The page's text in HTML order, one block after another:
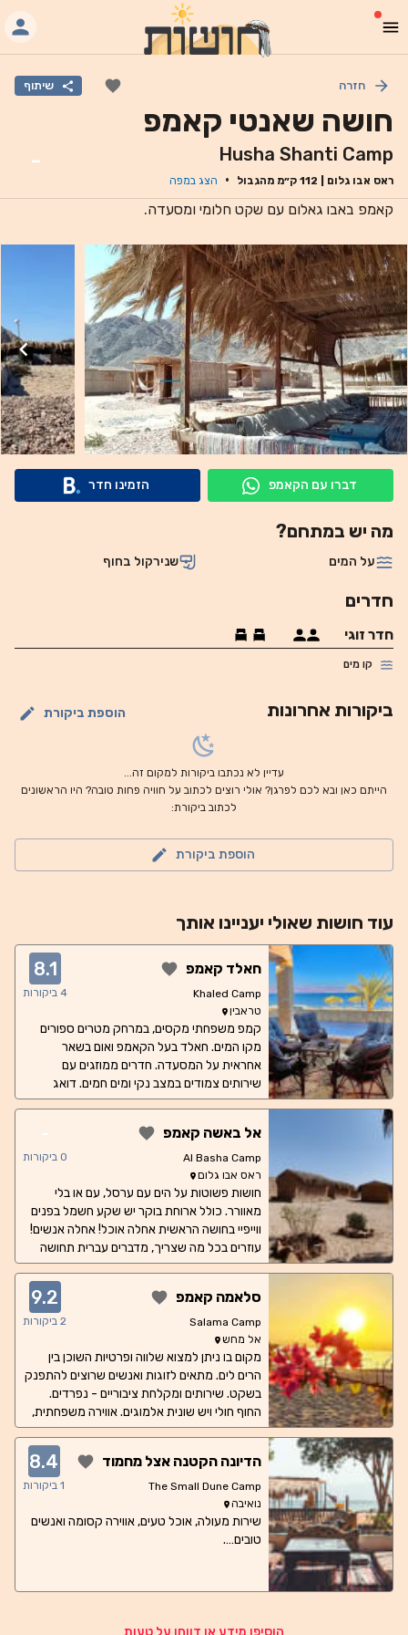
חזרה שיתוף
חושה שאנטי קאמפ
Husha Shanti Camp
ראס אבו גלום 112 ק״מ מהגבול · הצג במפה
-
קאמפ באבו גאלום עם שקט חלומי ומסעדה.
דברו עם הקאמפ הזמינו חדר
מה יש במתחם?
על המים שנירקול בחוף
חדרים
חדר זוגי
קו מים
ביקורות אחרונות הוספת ביקורת
עדיין לא נכתבו ביקורות למקום זה...
הייתם כאן ובא לכם לפרגן? אולי רוצים לכתוב על חוויה פחות טובה? היו הראשונים
לכתוב ביקורת:
הוספת ביקורת
עוד חושות שאולי יעניינו אותך
חאלד קאמפ
Khaled Camp
טראבין
8.1
4 ביקורות
קמפ משפחתי מקסים, במרחק מטרים ספורים
מקו המים. חאלד בעל הקאמפ ואום בשאר
אחראית על המסעדה. חדרים ממוזגים עם
שירותים צמודים במצב נקי ומים חמים. דואג
להכל-טיולים, מוניות, איסוף מהגבול ועוד. מציעים
אל באשה קאמפ
Al Basha Camp
ראס אבו גלום
-
0 ביקורות
חושות פשוטות על הים עם ערסל, עם או בלי
מאוורר. כולל ארוחת בוקר יש שקע חשמל בפנים
ווייפיי בחושה הראשית אחלה אוכל! אחלה אנשים!
עוזרים בכל מה שצריך, מדברים עברית תחושה
של בית. הקמפ יושב בול מול האיזור עם האלמוגים
סלאמה קאמפ
Salama Camp
אל מחש
9.2
2 ביקורות
מקום בו ניתן למצוא שלווה ופרטיות השוכן בין
הרים לים. מתאים לזוגות ואנשים שרוצים להתפנק
בשקט. שירותים ומקלחת ציבוריים - נפרדים.
החוף חולי ויש שונית אלמוגים. אווירה משפחתית,
טיולים להרים.
הדיונה הקטנה אצל מחמוד
The Small Dune Camp
נואיבה
8.4
1 ביקורות
שירות מעולה, אוכל טעים, אווירה קסומה ואנשים
טובים….
הוסיפו מידע או דווחו על טעות